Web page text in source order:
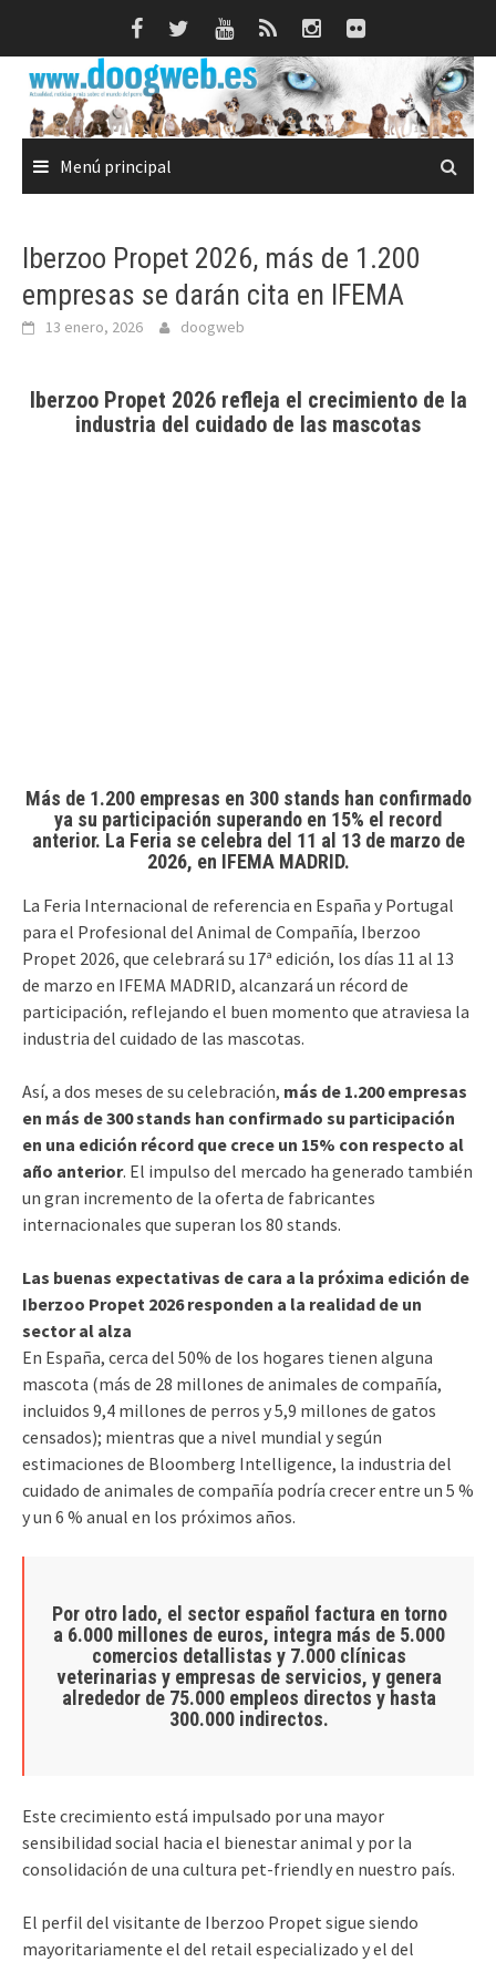
Menú principal
Iberzoo Propet 2026, más de 1.200
empresas se darán cita en IFEMA
13 enero, 2026 doogweb
Iberzoo Propet 2026 refleja el crecimiento de la
industria del cuidado de las mascotas
Más de 1.200 empresas en 300 stands han confirmado
ya su participación superando en 15% el record
anterior. La Feria se celebra del 11 al 13 de marzo de
2026, en IFEMA MADRID.
La Feria Internacional de referencia en España y Portugal
para el Profesional del Animal de Compañía, Iberzoo
Propet 2026, que celebrará su 17ª edición, los días 11 al 13
de marzo en IFEMA MADRID, alcanzará un récord de
participación, reflejando el buen momento que atraviesa la
industria del cuidado de las mascotas.
Así, a dos meses de su celebración, más de 1.200 empresas
en más de 300 stands han confirmado su participación
en una edición récord que crece un 15% con respecto al
año anterior. El impulso del mercado ha generado también
un gran incremento de la oferta de fabricantes
internacionales que superan los 80 stands.
Las buenas expectativas de cara a la próxima edición de
Iberzoo Propet 2026 responden a la realidad de un
sector al alza
En España, cerca del 50% de los hogares tienen alguna
mascota (más de 28 millones de animales de compañía,
incluidos 9,4 millones de perros y 5,9 millones de gatos
censados); mientras que a nivel mundial y según
estimaciones de Bloomberg Intelligence, la industria del
cuidado de animales de compañía podría crecer entre un 5 %
y un 6 % anual en los próximos años.
Por otro lado, el sector español factura en torno
a 6.000 millones de euros, integra más de 5.000
comercios detallistas y 7.000 clínicas
veterinarias y empresas de servicios, y genera
alrededor de 75.000 empleos directos y hasta
300.000 indirectos.
Este crecimiento está impulsado por una mayor
sensibilidad social hacia el bienestar animal y por la
consolidación de una cultura pet-friendly en nuestro país.
El perfil del visitante de Iberzoo Propet sigue siendo
mayoritariamente el del retail especializado y el del